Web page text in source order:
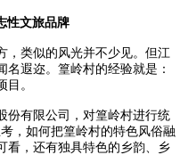
性文旅品牌
类似的风光并不少见。但江
遐迩。篁岭村的经验就是：
。
有限公司，对篁岭村进行统
，如何把篁岭村的特色风俗融
看，还有独具特色的乡韵、乡